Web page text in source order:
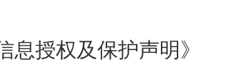
息授权及保护声明》